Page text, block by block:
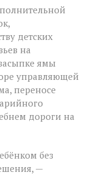
детских
на
ямы
управляющей
переносе
дороги на
без
—